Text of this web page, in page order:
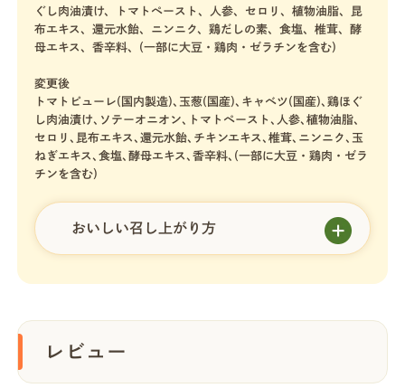
ぐし肉油漬け、トマトペースト、人参、セロリ、植物油脂、昆
布エキス、還元水飴、ニンニク、鶏だしの素、食塩、椎茸、酵
母エキス、香辛料、(一部に大豆・鶏肉・ゼラチンを含む)
変更後
トマトピューレ(国内製造)､玉葱(国産)､キャベツ(国産)､鶏ほぐ
し肉油漬け､ソテーオニオン､トマトペースト､人参､植物油脂､
セロリ､昆布エキス､還元水飴､チキンエキス､椎茸､ニンニク､玉
ねぎエキス､食塩､酵母エキス､香辛料､(一部に大豆・鶏肉・ゼラ
チンを含む)
おいしい召し上がり方
レビュー